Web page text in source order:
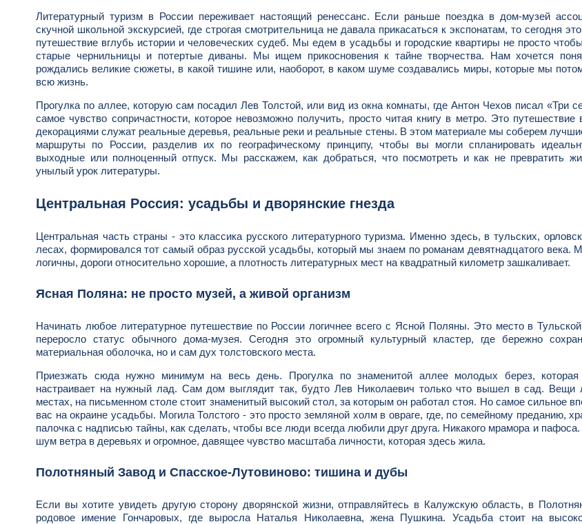
Литературный туризм в России переживает настоящий ренессанс. Если раньше поездка в дом-музей
скучной школьной экскурсией, где строгая смотрительница не давала прикасаться к экспонатам, то сегодня
путешествие вглубь истории и человеческих судеб. Мы едем в усадьбы и городские квартиры не просто
старые чернильницы и потертые диваны. Мы ищем прикосновения к тайне творчества. Нам хочется
рождались великие сюжеты, в какой тишине или, наоборот, в каком шуме создавались миры, которые мы
всю жизнь.
Прогулка по аллее, которую сам посадил Лев Толстой, или вид из окна комнаты, где Антон Чехов писал «Три
самое чувство сопричастности, которое невозможно получить, просто читая книгу в метро. Это путешествие
декорациями служат реальные деревья, реальные реки и реальные стены. В этом материале мы соберем
маршруты по России, разделив их по географическому принципу, чтобы вы могли спланировать
выходные или полноценный отпуск. Мы расскажем, как добраться, что посмотреть и как не превратить
унылый урок литературы.
Центральная Россия: усадьбы и дворянские гнезда
Центральная часть страны - это классика русского литературного туризма. Именно здесь, в тульских,
лесах, формировался тот самый образ русской усадьбы, который мы знаем по романам девятнадцатого века.
логичны, дороги относительно хорошие, а плотность литературных мест на квадратный километр зашкаливает.
Ясная Поляна: не просто музей, а живой организм
Начинать любое литературное путешествие по России логичнее всего с Ясной Поляны. Это место в
переросло статус обычного дома-музея. Сегодня это огромный культурный кластер, где бережно
материальная оболочка, но и сам дух толстовского места.
Приезжать сюда нужно минимум на весь день. Прогулка по знаменитой аллее молодых берез,
настраивает на нужный лад. Сам дом выглядит так, будто Лев Николаевич только что вышел в сад. Вещи
местах, на письменном столе стоит знаменитый высокий стол, за которым он работал стоя. Но самое сильное
вас на окраине усадьбы. Могила Толстого - это просто земляной холм в овраге, где, по семейному преданию,
палочка с надписью тайны, как сделать, чтобы все люди всегда любили друг друга. Никакого мрамора и
шум ветра в деревьях и огромное, давящее чувство масштаба личности, которая здесь жила.
Полотняный Завод и Спасское-Лутовиново: тишина и дубы
Если вы хотите увидеть другую сторону дворянской жизни, отправляйтесь в Калужскую область, в
родовое имение Гончаровых, где выросла Наталья Николаевна, жена Пушкина. Усадьба стоит на